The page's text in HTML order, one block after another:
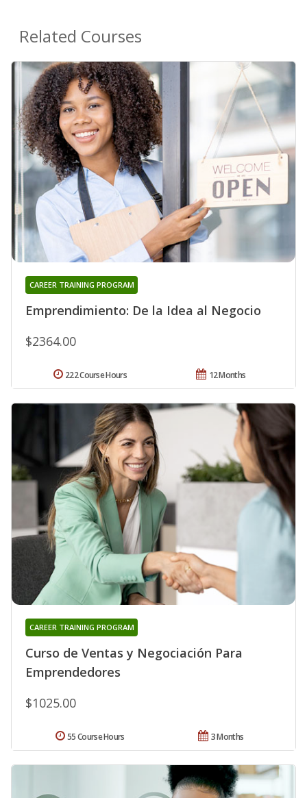
Related Courses
Emprendimiento: De la Idea al Negocio
CAREER TRAINING PROGRAM
$2364.00
12 Months
222 Course Hours
Curso de Ventas y Negociación Para
Emprendedores
CAREER TRAINING PROGRAM
$1025.00
3 Months
55 Course Hours